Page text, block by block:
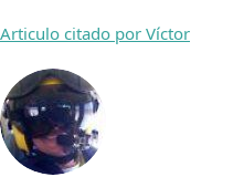
Articulo citado por Víctor